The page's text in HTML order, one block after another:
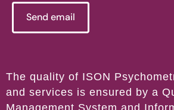
Send email
The quality of ISON
and services is ensured by a
Management System and